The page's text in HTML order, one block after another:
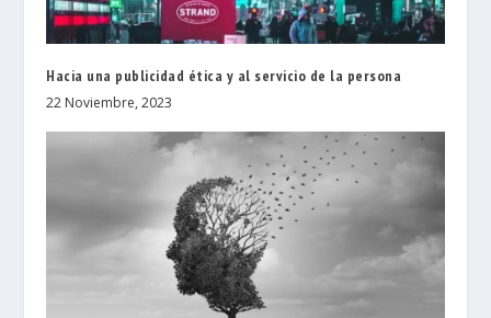
Hacia una publicidad ética y al servicio de la persona
22 Noviembre, 2023